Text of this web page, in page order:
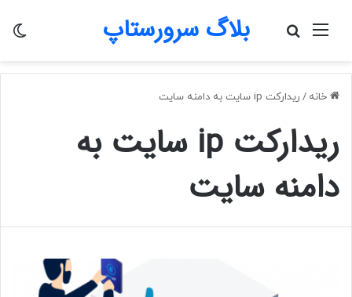
بلاگ سرورستاپ منو
جستجو
خانه / ریدارکت ip سایت به دامنه سایت
ریدارکت ip سایت به
دامنه سایت